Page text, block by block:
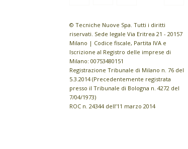
© Tecniche Nuove Spa. Tutti i diritti
riservati. Sede legale Via Eritrea 21 - 20157
Milano | Codice fiscale, Partita IVA e
Iscrizione al Registro delle imprese di
Milano: 00753480151
Registrazione Tribunale di Milano n. 76 del
5.3.2014 (Precedentemente registrata
presso il Tribunale di Bologna n. 4272 del
7/04/1973)
ROC n. 24344 dell’11 marzo 2014